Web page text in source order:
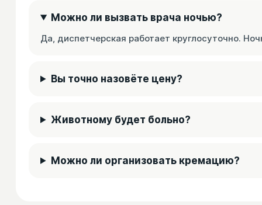
Можно ли вызвать врача ночью?
Да, диспетчерская работает круглосуточно.
Вы точно назовёте цену?
Животному будет больно?
Можно ли организовать кремацию?